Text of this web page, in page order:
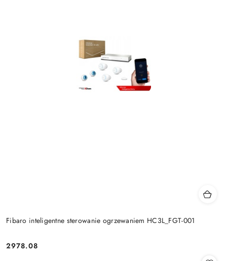
Fibaro inteligentne sterowanie ogrzewaniem HC3L_FGT-001
Cena:
2978.08